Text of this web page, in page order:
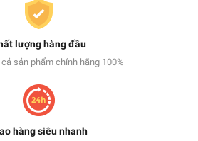
lượng hàng đầu
sản phẩm chính hãng 100%
hàng siêu nhanh